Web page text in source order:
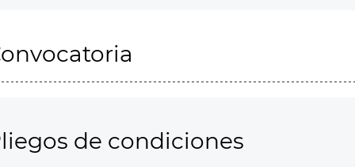
de condiciones